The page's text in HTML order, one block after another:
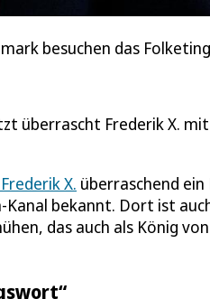
besuchen das
überrascht Frederik X.
X. überraschend ein
bekannt. Dort ist
das auch als König